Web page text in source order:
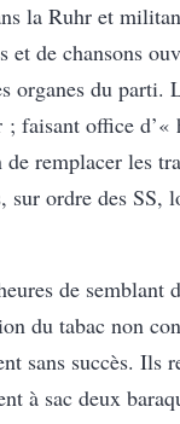
la Ruhr et
et de chansons
organes du parti.
faisant office
remplacer les
sur ordre des SS,
de
du tabac non
sans succès. Ils
à sac deux